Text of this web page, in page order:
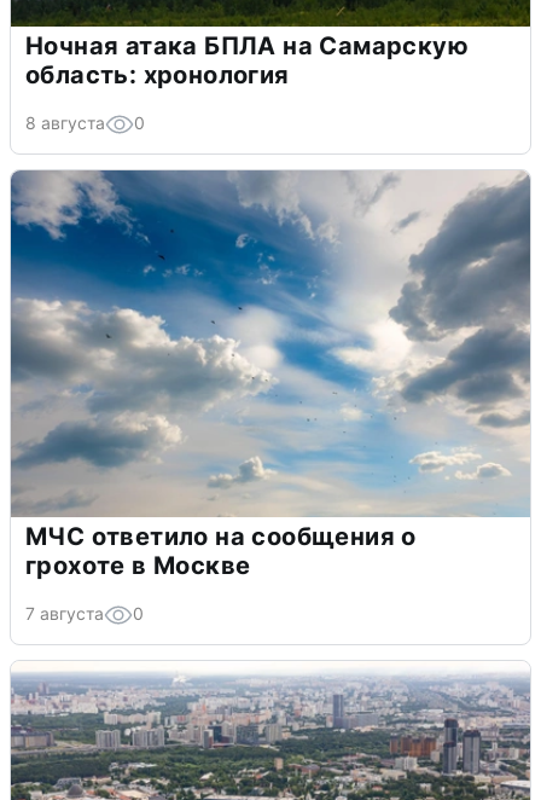
Ночная атака БПЛА на Самарскую
область: хронология
8 августа 0
МЧС ответило на сообщения о
грохоте в Москве
7 августа 0